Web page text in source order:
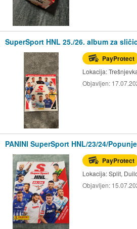
SuperSport HNL 25./26. album za
PayProtect
Lokacija:
Objavljen:
PANINI SuperSport HNL/23/24/
PayProtect
Lokacija:Split,
Objavljen: